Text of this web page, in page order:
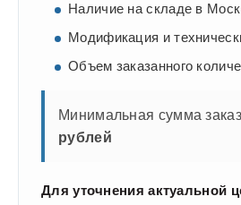
Наличие на складе в
Модификация и
Объем заказанного
Минимальная сумма
рублей
Для уточнения актуальной